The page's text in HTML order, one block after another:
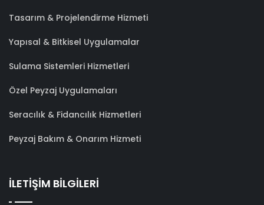
Tasarım & Projelendirme Hizmeti
Yapısal & Bitkisel Uygulamalar
Sulama Sistemleri Hizmetleri
Özel Peyzaj Uygulamaları
Seracılık & Fidancılık Hizmetleri
Peyzaj Bakım & Onarım Hizmeti
İLETİŞİM BİLGİLERİ